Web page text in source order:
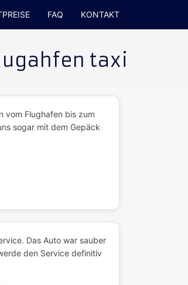
FAQ KONTAKT
taxi
vom Flughafen bis zum
sogar mit dem Gepäck
Das Auto war sauber
den Service definitiv